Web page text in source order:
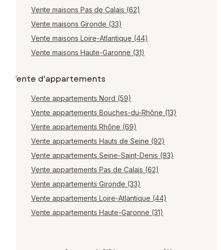
Vente maisons Pas de Calais (62)
Vente maisons Gironde (33)
Vente maisons Loire-Atlantique (44)
Vente maisons Haute-Garonne (31)
Vente d'appartements
Vente appartements Nord (59)
Vente appartements Bouches-du-Rhône (13)
Vente appartements Rhône (69)
Vente appartements Hauts de Seine (92)
Vente appartements Seine-Saint-Denis (93)
Vente appartements Pas de Calais (62)
Vente appartements Gironde (33)
Vente appartements Loire-Atlantique (44)
Vente appartements Haute-Garonne (31)